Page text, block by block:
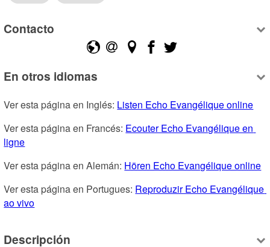
Contacto
En otros idiomas
Ver esta página en Inglés: Listen Echo Evangélique online
Ver esta página en Francés: Ecouter Echo Evangélique en
ligne
Ver esta página en Alemán: Hören Echo Evangélique online
Ver esta página en Portugues: Reproduzir Echo Evangélique
ao vivo
Descripción